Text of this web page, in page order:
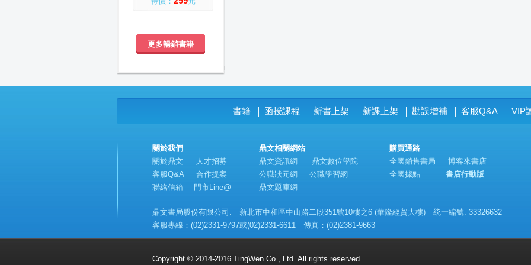
更多暢銷書籍
書籍 函授課程 新書上架 新課上架 勘誤增補 客服Q&A VIP
關於我們
關於鼎文
人才招募
客服Q&A
合作提案
聯絡信箱
門市Line@
鼎文相關網站
鼎文資訊網
鼎文數位學院
公職狀元網
公職學習網
鼎文題庫網
購買通路
全國銷售書局
博客來書店
全國據點
書店行動版
鼎文書局股份有限公司: 新北市中和區中山路二段351號10樓之6 (華隆經貿大樓) 統一編號: 33326632
客服專線：(02)2331-9797或(02)2331-6611 傳真：(02)2381-9663
Copyright © 2014-2016 TingWen Co., Ltd. All rights reserved.